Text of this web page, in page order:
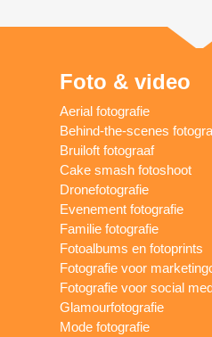
Foto & video
Aerial fotografie
Behind-the-scenes
Bruiloft fotograaf
Cake smash fotoshoot
Dronefotografie
Evenement fotografie
Familie fotografie
Fotoalbums en fotoprints
Fotografie voor
Fotografie voor social
Glamourfotografie
Mode fotografie